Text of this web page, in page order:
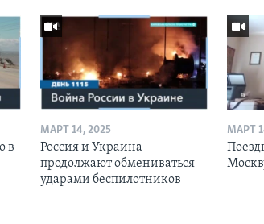
в
МАРТ 14, 2025
Россия и Украина
продолжают обмениваться
ударами беспилотников
МАРТ